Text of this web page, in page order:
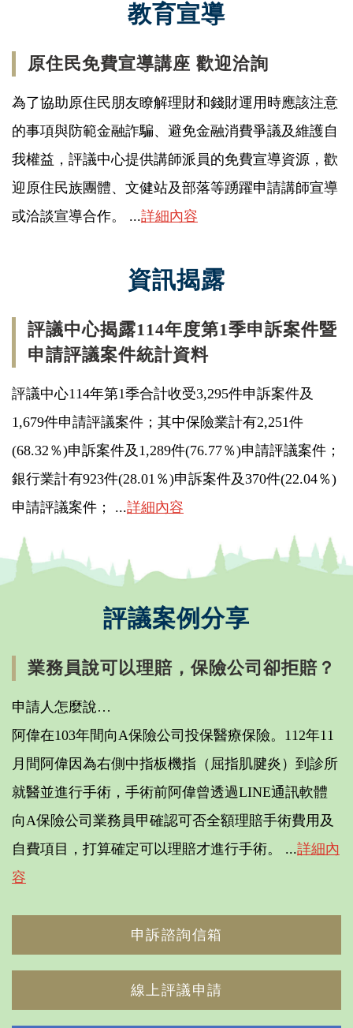
教育宣導
原住民免費宣導講座 歡迎洽詢
為了協助原住民朋友瞭解理財和錢財運用時應該注意
的事項與防範金融詐騙、避免金融消費爭議及維護自
我權益，評議中心提供講師派員的免費宣導資源，歡
迎原住民族團體、文健站及部落等踴躍申請講師宣導
或洽談宣導合作。 ...詳細內容
資訊揭露
評議中心揭露114年度第1季申訴案件暨
申請評議案件統計資料
評議中心114年第1季合計收受3,295件申訴案件及
1,679件申請評議案件；其中保險業計有2,251件
(68.32％)申訴案件及1,289件(76.77％)申請評議案件；
銀行業計有923件(28.01％)申訴案件及370件(22.04％)
申請評議案件； ...詳細內容
評議案例分享
業務員說可以理賠，保險公司卻拒賠？
申請人怎麼說…
阿偉在103年間向A保險公司投保醫療保險。112年11
月間阿偉因為右側中指板機指（屈指肌腱炎）到診所
就醫並進行手術，手術前阿偉曾透過LINE通訊軟體
向A保險公司業務員甲確認可否全額理賠手術費用及
自費項目，打算確定可以理賠才進行手術。 ...詳細內
容
申訴諮詢信箱
線上評議申請